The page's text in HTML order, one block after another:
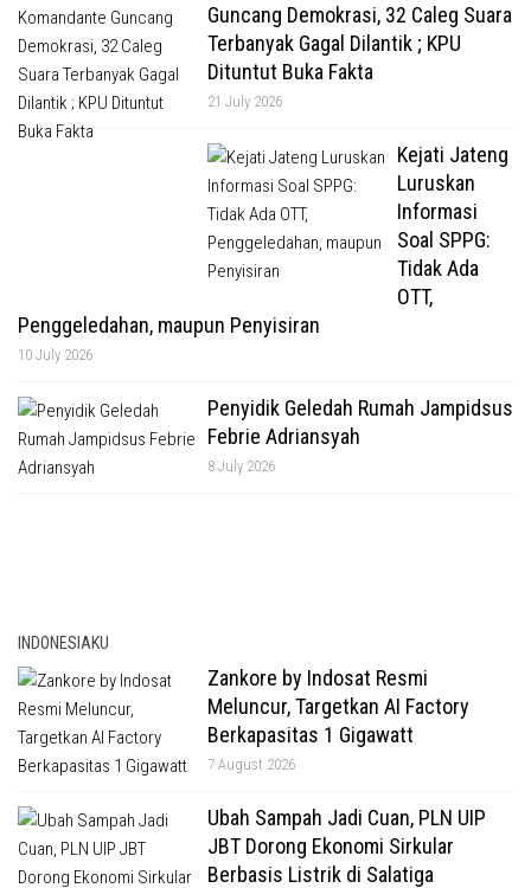
Guncang Demokrasi, 32 Caleg Suara
Terbanyak Gagal Dilantik ; KPU
Dituntut Buka Fakta
21 July 2026
Kejati Jateng
Luruskan
Informasi
Soal SPPG:
Tidak Ada
OTT,
Penggeledahan, maupun Penyisiran
10 July 2026
Penyidik Geledah Rumah Jampidsus
Febrie Adriansyah
8 July 2026
INDONESIAKU
Zankore by Indosat Resmi
Meluncur, Targetkan AI Factory
Berkapasitas 1 Gigawatt
7 August 2026
Ubah Sampah Jadi Cuan, PLN UIP
JBT Dorong Ekonomi Sirkular
Berbasis Listrik di Salatiga